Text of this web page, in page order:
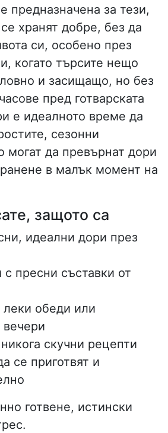
предназначена за тези,
хранят добре, без да
си, особено през
когато търсите нещо
и засищащо, но без
пред готварската
е идеалното време да
сезонни
могат да превърнат дори
в малък момент на
защото са
идеални дори през
с пресни съставки от
леки обеди или
скучни рецепти
се приготвят и
готвене, истински